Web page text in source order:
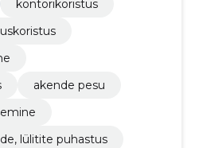
kontorikoristus
akende pesu
lülitite puhastus